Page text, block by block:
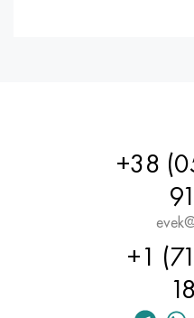
+38
+1